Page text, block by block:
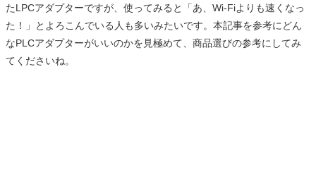
たLPCアダプターですが、使ってみると「あ、Wi-Fiよりも速くなっ
た！」とよろこんでいる人も多いみたいです。本記事を参考にどん
なPLCアダプターがいいのかを見極めて、商品選びの参考にしてみ
てくださいね。